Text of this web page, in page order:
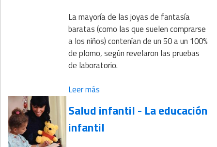
La mayoría de las joyas de fantasía
baratas (como las que suelen comprarse
a los niños) contenían de un 50 a un 100%
de plomo, según revelaron las pruebas
de laboratorio.
Leer más
Salud infantil - La educación
infantil